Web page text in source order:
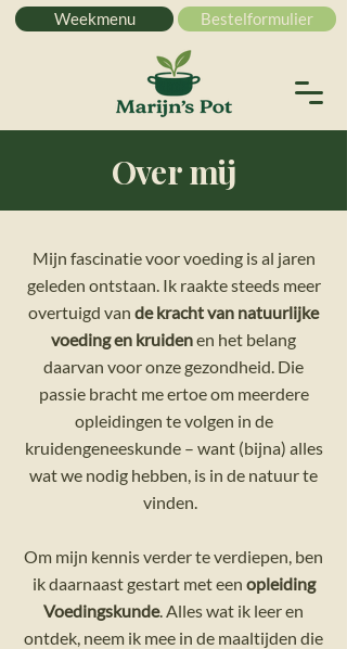
Weekmenu Bestelformulier
Over mij
Mijn fascinatie voor voeding is al jaren
geleden ontstaan. Ik raakte steeds meer
overtuigd van de kracht van natuurlijke
voeding en kruidenen het belang
daarvan voor onze gezondheid. Die
passie bracht me ertoe om meerdere
opleidingen te volgen in de
kruidengeneeskunde – want (bijna) alles
wat we nodig hebben, is in de natuur te
vinden.
Om mijn kennis verder te verdiepen, ben
ik daarnaast gestart met een opleiding
Voedingskunde. Alles wat ik leer en
ontdek, neem ik mee in de maaltijden die